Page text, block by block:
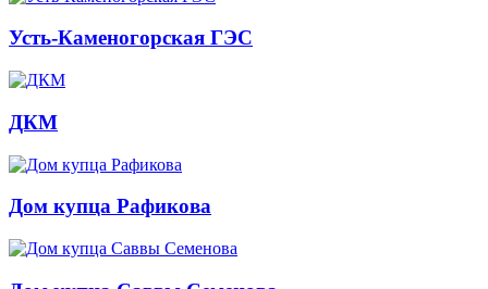
Усть-Каменогорская ГЭС
ДКМ
Дом купца Рафикова